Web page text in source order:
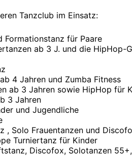
Tanzclub im Einsatz:
Formationstanz für Paare
ab 3 J. und die HipHop-
4 Jahren und Zumba Fitness
ab 3 Jahren sowie HipHop für
3 Jahren
und Jugendliche
, Solo Frauentanzen und
Turniertanz für Kinder
Discofox, Solotanzen